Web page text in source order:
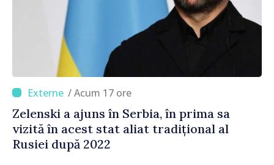
/ Acum 17 ore
Zelenski a ajuns în Serbia, în prima sa
vizită în acest stat aliat tradițional al
Rusiei după 2022